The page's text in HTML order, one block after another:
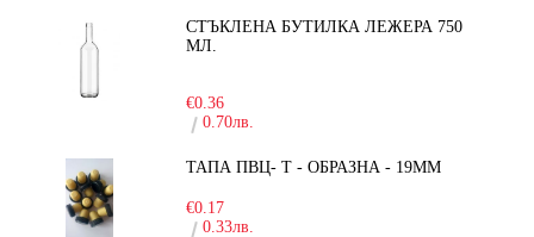
СТЪКЛЕНА БУТИЛКА ЛЕЖЕРА 750
МЛ.
€0.36
0.70лв.
ТАПА ПВЦ- Т - ОБРАЗНА - 19ММ
€0.17
0.33лв.